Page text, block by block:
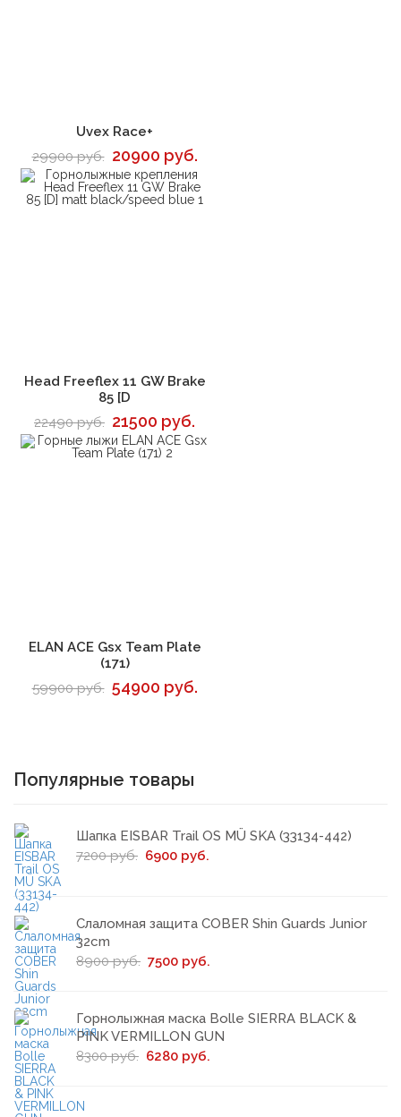
В корзину
Uvex Race+
29900 руб. 20900 руб.
В корзину
Head Freeflex 11 GW Brake
85 [D
22490 руб. 21500 руб.
В корзину
ELAN ACE Gsx Team Plate
(171)
59900 руб. 54900 руб.
Популярные товары
Шапка EISBAR Trail OS MÜ SKA (33134-442)
7200 руб. 6900 руб.
Слаломная защита COBER Shin Guards Junior
32cm
8900 руб. 7500 руб.
Горнолыжная маска Bolle SIERRA BLACK &
PINK VERMILLON GUN
8300 руб. 6280 руб.